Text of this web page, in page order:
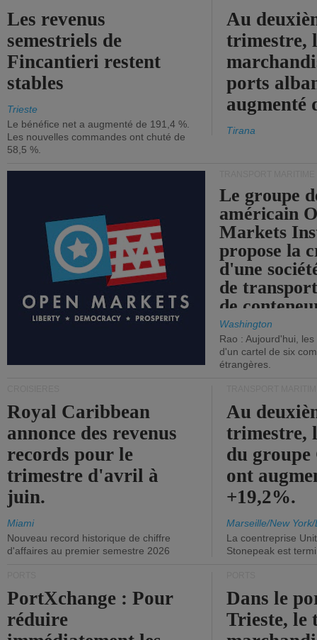
Les revenus
semestriels de
Fincantieri restent
stables
Trieste
Le bénéfice net a augmenté de 191,4 %.
Les nouvelles commandes ont chuté de
58,5 %.
Au
trimestre,
ports
augmenté
Tirana
Le groupe
américain
Markets
propose la
d'une
de
de
Washington
Rao : Aujourd'hui,
d'un cartel de six
étrangères.
Royal Caribbean
annonce des revenus
records pour le
trimestre d'avril à
juin.
Miami
Nouveau record historique de chiffre
d'affaires au premier semestre 2026
Au
trimestre,
du
ont
+19,2%.
Marseille/New
La coentreprise
Stonepeak est
PortXchange : Pour
réduire
Dans le
Trieste, le